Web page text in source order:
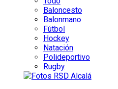
Baloncesto
Balonmano
Fútbol
Hockey
Natación
Polideportivo
Rugby